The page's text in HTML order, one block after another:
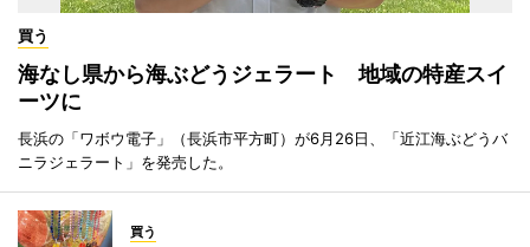
買う
海なし県から海ぶどうジェラート 地域の特産スイ
ーツに
長浜の「ワボウ電子」（長浜市平方町）が6月26日、「近江海ぶどうバ
ニラジェラート」を発売した。
買う